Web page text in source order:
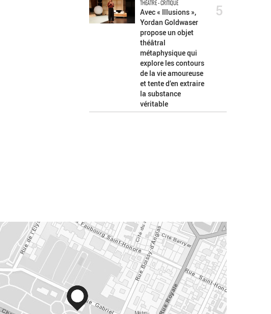
THÉÂTRE - CRITIQUE
Avec « Illusions »,
Yordan Goldwaser
propose un objet
théâtral
métaphysique qui
explore les contours
de la vie amoureuse
et tente d’en extraire
la substance
véritable
5